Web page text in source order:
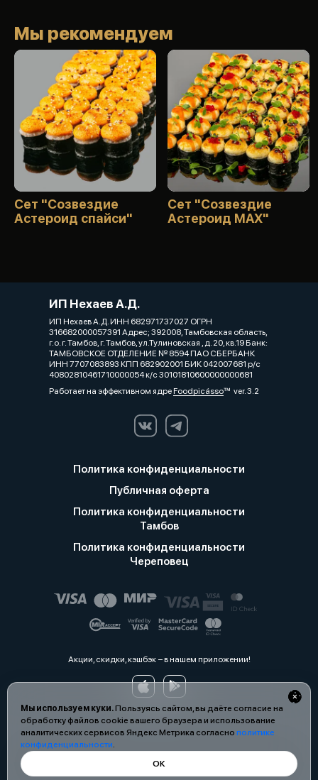
Мы используем куки.Пользуясь сайтом, вы даёте согласие на
обработку файлов cookie вашего браузера и использование
аналитических сервисов Яндекс Метрика согласно политике
конфиденциальности.
ОК
Мы рекомендуем
Сет "Созвездие
Астероид спайси"
Сет "Созвездие
Астероид MAX"
ИП Нехаев А.Д.
ИП Нехаев А.Д. ИНН 682971737027 ОГРН
316682000057391 Адрес; 392008, Тамбовская область,
г.о. г. Тамбов, г. Тамбов, ул.Тулиновская , д. 20, кв.19 Банк:
ТАМБОВСКОЕ ОТДЕЛЕНИЕ № 8594 ПАО СБЕРБАНК
ИНН 7707083893 КПП 682902001 БИК 042007681 р/с
40802810461710000054 к/с 30101810600000000681
Работает на эффективном ядреFoodpicássover. 3.2
Политика конфиденциальности
Публичная оферта
Политика конфиденциальности
Тамбов
Политика конфиденциальности
Череповец
Акции, скидки, кэшбэк − в нашем приложении!